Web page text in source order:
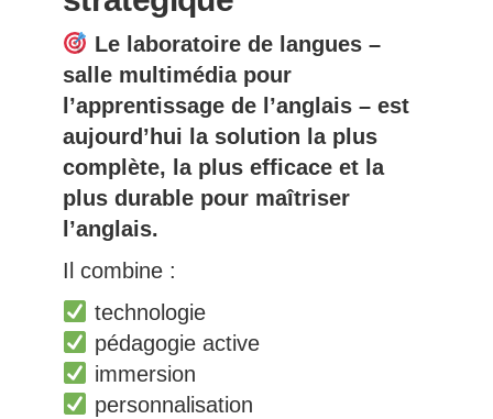
Le laboratoire de langues –
salle multimédia pour
l’apprentissage de l’anglais – est
aujourd’hui la solution la plus
complète, la plus efficace et la
plus durable pour maîtriser
l’anglais.
Il combine :
technologie
pédagogie active
immersion
personnalisation